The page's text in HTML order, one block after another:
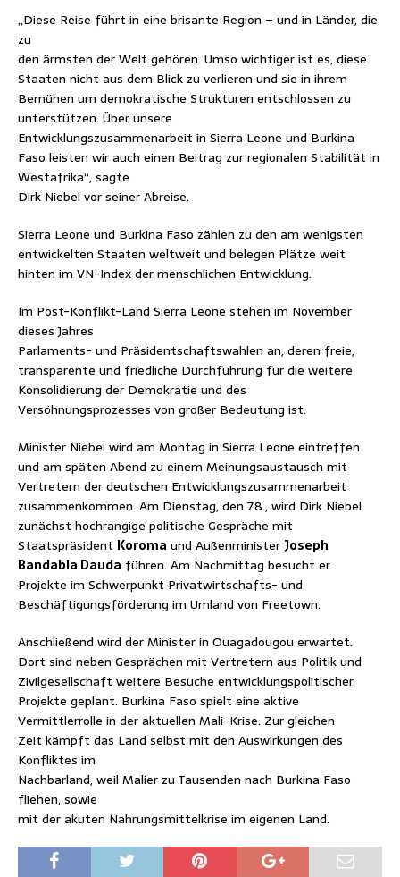
„Diese Reise führt in eine brisante Region – und in Länder, die
zu
den ärmsten der Welt gehören. Umso wichtiger ist es, diese
Staaten nicht aus dem Blick zu verlieren und sie in ihrem
Bemühen um demokratische Strukturen entschlossen zu
unterstützen. Über unsere
Entwicklungszusammenarbeit in Sierra Leone und Burkina
Faso leisten wir auch einen Beitrag zur regionalen Stabilität in
Westafrika“, sagte
Dirk Niebel vor seiner Abreise.
Sierra Leone und Burkina Faso zählen zu den am wenigsten
entwickelten Staaten weltweit und belegen Plätze weit
hinten im VN-Index der menschlichen Entwicklung.
Im Post-Konflikt-Land Sierra Leone stehen im November
dieses Jahres
Parlaments- und Präsidentschaftswahlen an, deren freie,
transparente und friedliche Durchführung für die weitere
Konsolidierung der Demokratie und des
Versöhnungsprozesses von großer Bedeutung ist.
Minister Niebel wird am Montag in Sierra Leone eintreffen
und am späten Abend zu einem Meinungsaustausch mit
Vertretern der deutschen Entwicklungszusammenarbeit
zusammenkommen. Am Dienstag, den 7.8., wird Dirk Niebel
zunächst hochrangige politische Gespräche mit
Staatspräsident Koroma und Außenminister Joseph
Bandabla Dauda führen. Am Nachmittag besucht er
Projekte im Schwerpunkt Privatwirtschafts- und
Beschäftigungsförderung im Umland von Freetown.
Anschließend wird der Minister in Ouagadougou erwartet.
Dort sind neben Gesprächen mit Vertretern aus Politik und
Zivilgesellschaft weitere Besuche entwicklungspolitischer
Projekte geplant. Burkina Faso spielt eine aktive
Vermittlerrolle in der aktuellen Mali-Krise. Zur gleichen
Zeit kämpft das Land selbst mit den Auswirkungen des
Konfliktes im
Nachbarland, weil Malier zu Tausenden nach Burkina Faso
fliehen, sowie
mit der akuten Nahrungsmittelkrise im eigenen Land.